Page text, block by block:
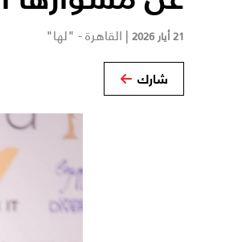
21 أيار 2026 | القاهرة - "لها"
شارك